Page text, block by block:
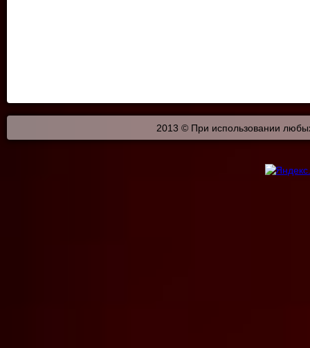
2013 © При использовании